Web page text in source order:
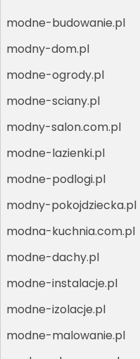
modne-budowanie.pl
modny-dom.pl
modne-ogrody.pl
modne-sciany.pl
modny-salon.com.pl
modne-lazienki.pl
modne-podlogi.pl
modny-pokojdziecka.pl
modna-kuchnia.com.pl
modne-dachy.pl
modne-instalacje.pl
modne-izolacje.pl
modne-malowanie.pl